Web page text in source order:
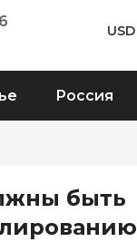
USD
Россия
быть